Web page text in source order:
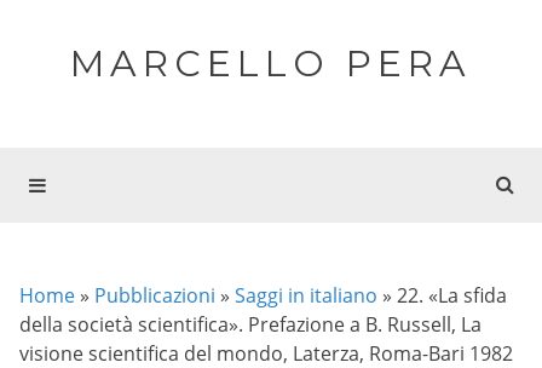
MARCELLO PERA
Home » Pubblicazioni » Saggi in italiano » 22. «La sfida
della società scientifica». Prefazione a B. Russell, La
visione scientifica del mondo, Laterza, Roma-Bari 1982